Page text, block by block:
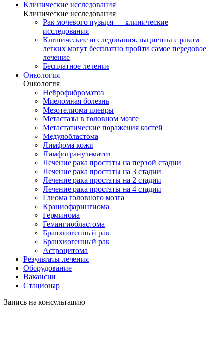
Клинические исследования
Клинические исследования
Рак мочевого пузыря — клинические
исследования
Клинические исследования: пациенты с раком
легких могут бесплатно пройти самое передовое
лечение
Бесплатное лечение
Онкология
Онкология
Нейрофиброматоз
Миеломная болезнь
Мезотелиома плевры
Метастазы в головном мозге
Метастатические поражения костей
Медулобластома
Лимфома кожи
Лимфогранулематоз
Лечение рака простаты на первой стадии
Лечение рака простаты на 3 стадии
Лечение рака простаты на 2 стадии
Лечение рака простаты на 4 стадии
Глиома головного мозга
Краниофарингиома
Герминома
Гемангиобластома
Бранхиогенный рак
Бранхиогенный рак
Астроцитома
Результаты лечения
Оборудование
Вакансии
Стационар
Запись на консультацию